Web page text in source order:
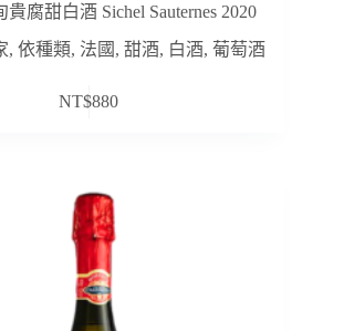
腐甜白酒 Sichel Sauternes 2020
,依種類, 法國 ,甜酒, 白酒,葡萄酒
NT$880